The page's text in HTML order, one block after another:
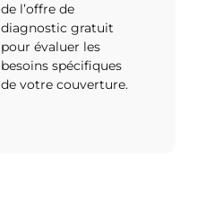
de l’offre de
diagnostic gratuit
pour évaluer les
besoins spécifiques
de votre couverture.